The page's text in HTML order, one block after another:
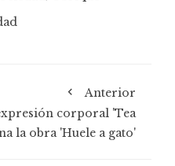
Anterior
corporal 'Tea
la obra 'Huele a gato'